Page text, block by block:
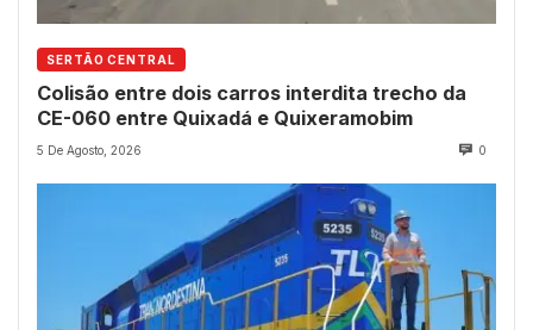
SERTÃO CENTRAL
Colisão entre dois carros interdita trecho da
CE-060 entre Quixadá e Quixeramobim
5 De Agosto, 2026 0